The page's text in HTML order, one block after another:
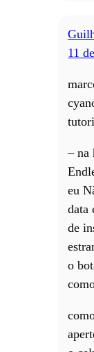
11
– na
eu
data
de
o